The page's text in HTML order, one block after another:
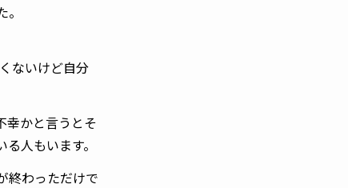
ないけど自分
幸かと言うとそ
人もいます。
終わっただけで